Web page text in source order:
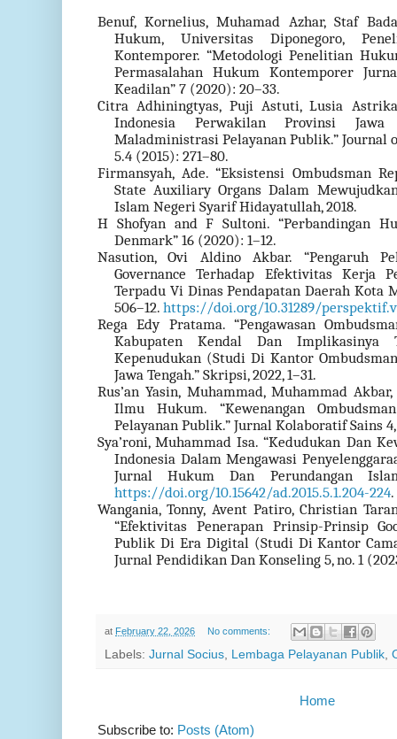
Benuf, Kornelius, Muhamad Azhar, Staf
Hukum, Universitas Diponegoro,
Kontemporer. “Metodologi Penelitian
Permasalahan Hukum Kontemporer
Keadilan” 7 (2020): 20–33.
Citra Adhiningtyas, Puji Astuti, Lusia
Indonesia Perwakilan Provinsi Jawa
Maladministrasi Pelayanan Publik.” Journal
5.4 (2015): 271–80.
Firmansyah, Ade. “Eksistensi Ombudsman
State Auxiliary Organs Dalam
Islam Negeri Syarif Hidayatullah, 2018.
H Shofyan and F Sultoni. “Perbandingan
Denmark” 16 (2020): 1–12.
Nasution, Ovi Aldino Akbar. “Pengaruh
Governance Terhadap Efektivitas Kerja
Terpadu Vi Dinas Pendapatan Daerah Kota
506–12. https://doi.org/10.31289/
Rega Edy Pratama. “Pengawasan
Kabupaten Kendal Dan Implikasinya
Kepenudukan (Studi Di Kantor
Jawa Tengah.” Skripsi, 2022, 1–31.
Rus’an Yasin, Muhammad, Muhammad
Ilmu Hukum. “Kewenangan
Pelayanan Publik.” Jurnal Kolaboratif Sains 4,
Sya’roni, Muhammad Isa. “Kedudukan Dan
Indonesia Dalam Mengawasi
Jurnal Hukum Dan Perundangan
https://doi.org/10.15642/ad.2015.5.1.204-224.
Wangania, Tonny, Avent Patiro, Christian
“Efektivitas Penerapan Prinsip-Prinsip
Publik Di Era Digital (Studi Di Kantor
Jurnal Pendidikan Dan Konseling 5, no. 1
at February 22, 2026 No comments:
Labels: Jurnal Socius, Lembaga Pelayanan Publik,
Home
Subscribe to: Posts (Atom)